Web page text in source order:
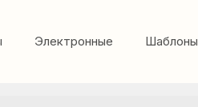
Электронные Шаблоны